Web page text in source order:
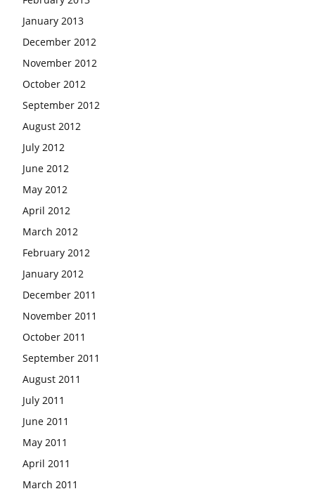
January 2013
December 2012
November 2012
October 2012
September 2012
August 2012
July 2012
June 2012
May 2012
April 2012
March 2012
February 2012
January 2012
December 2011
November 2011
October 2011
September 2011
August 2011
July 2011
June 2011
May 2011
April 2011
March 2011